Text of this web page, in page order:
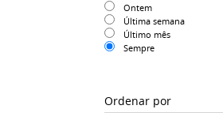
Ontem
Última semana
Último mês
Sempre
Ordenar por